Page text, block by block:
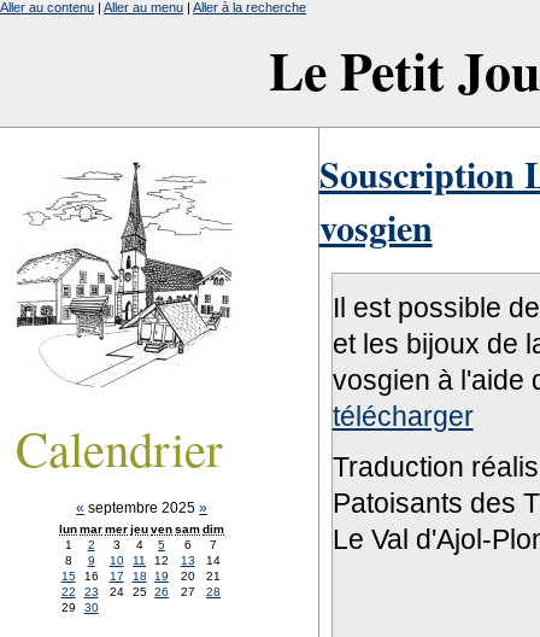
Le Petit
Aller au contenu | Aller au menu | Aller à la recherche
Souscription
vosgien
Il est possible
et les bijoux de
vosgien à l'aide
télécharger
Traduction
Patoisants des
Le Val d'Ajol-
Calendrier
« septembre 2025»
lunmarmerjeuvensamdim
1
2 3 4 5 6
7
8
9 10 11 12 13
14
15
16 17 18 19 20
21
22
23 24 25 26 27
28
29
30